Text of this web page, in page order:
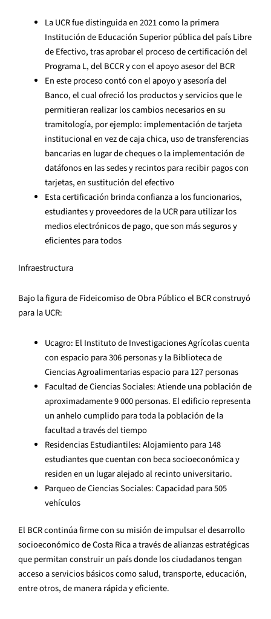
La UCR fue distinguida en 2021 como la primera
Institución de Educación Superior pública del país Libre
de Efectivo, tras aprobar el proceso de certificación del
Programa L, del BCCR y con el apoyo asesor del BCR
En este proceso contó con el apoyo y asesoría del
Banco, el cual ofreció los productos y servicios que le
permitieran realizar los cambios necesarios en su
tramitología, por ejemplo: implementación de tarjeta
institucional en vez de caja chica, uso de transferencias
bancarias en lugar de cheques o la implementación de
datáfonos en las sedes y recintos para recibir pagos con
tarjetas, en sustitución del efectivo
Esta certificación brinda confianza a los funcionarios,
estudiantes y proveedores de la UCR para utilizar los
medios electrónicos de pago, que son más seguros y
eficientes para todos
Infraestructura
Bajo la figura de Fideicomiso de Obra Público el BCR construyó
para la UCR:
Ucagro: El Instituto de Investigaciones Agrícolas cuenta
con espacio para 306 personas y la Biblioteca de
Ciencias Agroalimentarias espacio para 127 personas
Facultad de Ciencias Sociales: Atiende una población de
aproximadamente 9 000 personas. El edificio representa
un anhelo cumplido para toda la población de la
facultad a través del tiempo
Residencias Estudiantiles: Alojamiento para 148
estudiantes que cuentan con beca socioeconómica y
residen en un lugar alejado al recinto universitario.
Parqueo de Ciencias Sociales: Capacidad para 505
vehículos
El BCR continúa firme con su misión de impulsar el desarrollo
socioeconómico de Costa Rica a través de alianzas estratégicas
que permitan construir un país donde los ciudadanos tengan
acceso a servicios básicos como salud, transporte, educación,
entre otros, de manera rápida y eficiente.